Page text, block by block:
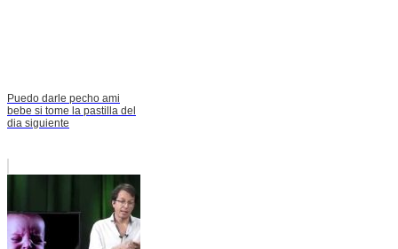
Puedo darle pecho ami
bebe si tome la pastilla del
dia siguiente